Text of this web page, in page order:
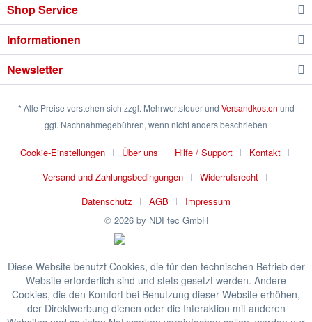
Shop Service
Informationen
Newsletter
* Alle Preise verstehen sich zzgl. Mehrwertsteuer und Versandkosten und
ggf. Nachnahmegebühren, wenn nicht anders beschrieben
Cookie-Einstellungen Über uns Hilfe / Support
Kontakt
Versand und Zahlungsbedingungen
Widerrufsrecht
Datenschutz
AGB
Impressum
© 2026 by NDI tec GmbH
Diese Website benutzt Cookies, die für den technischen Betrieb der
Website erforderlich sind und stets gesetzt werden. Andere
Cookies, die den Komfort bei Benutzung dieser Website erhöhen,
der Direktwerbung dienen oder die Interaktion mit anderen